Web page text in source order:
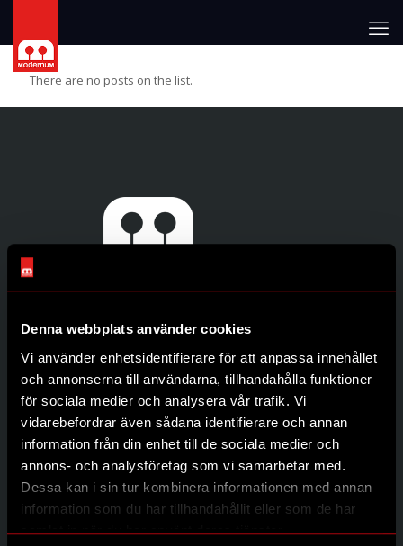
Denna webbplats använder cookies
Vi använder enhetsidentifierare för att anpassa innehållet
och annonserna till användarna, tillhandahålla funktioner
för sociala medier och analysera vår trafik. Vi
vidarebefordrar även sådana identifierare och annan
information från din enhet till de sociala medier och
annons- och analysföretag som vi samarbetar med.
Dessa kan i sin tur kombinera informationen med annan
information som du har tillhandahållit eller som de har
samlat in när du har använt deras tjänster.
There are no posts on the list.
Genvägar
Produkter
Återförsäljare
Om oss
Kontakt
Integritetspolicy
Kontakta oss